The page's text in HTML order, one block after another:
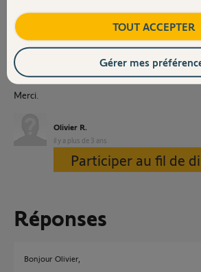
Y a-t-il également un réglage de sensibilité à
Si nous rachetons d'autres détecteurs de
refaire appel à vous pour diminuer la
des nouveaux dispositifs?
Merci.
Olivier R.
il y a plus de 3 ans
Participer au fil de
Réponses
Bonjour Olivier,
TOUT ACCEPTER
Gérer mes